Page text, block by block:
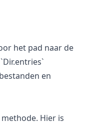
het pad naar de
en
Hier is